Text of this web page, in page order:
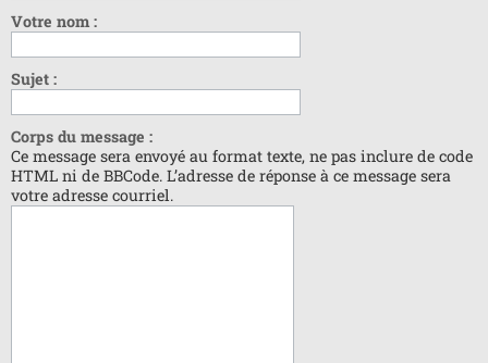
Votre nom :
Sujet :
Corps du message :
Ce message sera envoyé au format texte, ne pas inclure de code
HTML ni de BBCode. L’adresse de réponse à ce message sera
votre adresse courriel.